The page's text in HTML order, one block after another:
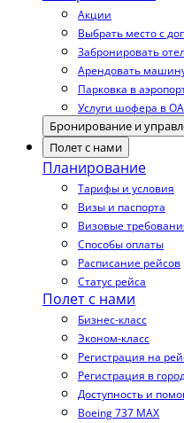
Акции
Выбрать место с
Забронировать
Арендовать
Парковка в
Услуги шофера в
Бронирование и
Полет с нами
Планирование
Тарифы и условия
Визы и паспорта
Визовые
Способы оплаты
Расписание рейсов
Статус рейса
Полет с нами
Бизнес-класс
Эконом-класс
Регистрация на
Регистрация в
Доступность и
Boeing 737 MAX